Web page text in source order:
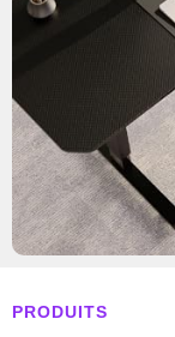
PRODUITS